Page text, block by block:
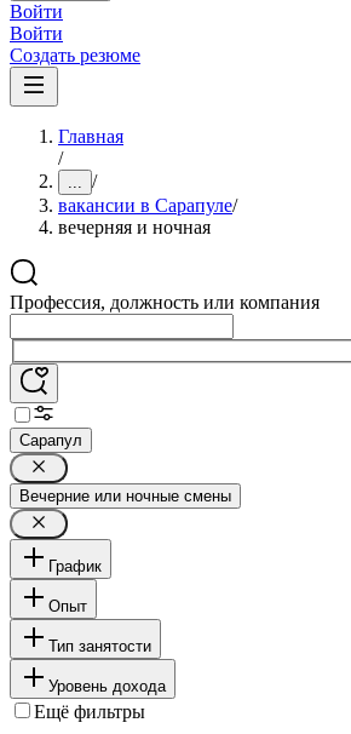
Войти
Войти
Создать резюме
Главная
/
... /
вакансии в Сарапуле/
вечерняя и ночная
Профессия, должность или компания
Сарапул
Вечерние или ночные смены
График
Опыт
Тип занятости
Уровень дохода
Ещё фильтры